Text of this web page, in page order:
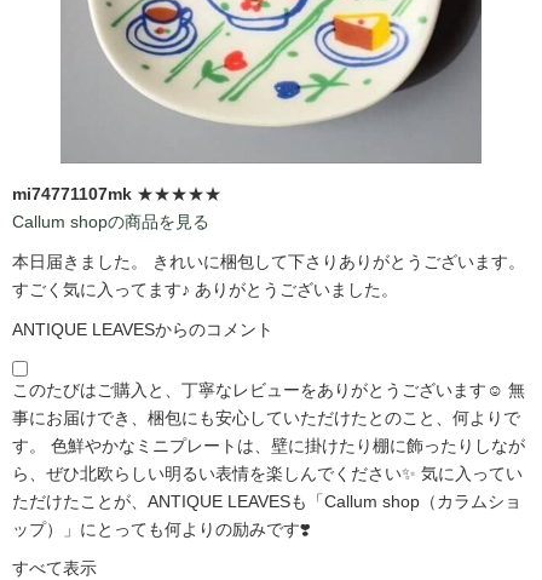
mi74771107mk ★★★★★
Callum shopの商品を見る
本日届きました。 きれいに梱包して下さりありがとうございます。
すごく気に入ってます♪ ありがとうございました。
ANTIQUE LEAVESからのコメント
このたびはご購入と、丁寧なレビューをありがとうございます☺️ 無
事にお届けでき、梱包にも安心していただけたとのこと、何よりで
す。 色鮮やかなミニプレートは、壁に掛けたり棚に飾ったりしなが
ら、ぜひ北欧らしい明るい表情を楽しんでください✨ 気に入ってい
ただけたことが、ANTIQUE LEAVESも「Callum shop（カラムショ
ップ）」にとっても何よりの励みです❣️
すべて表示